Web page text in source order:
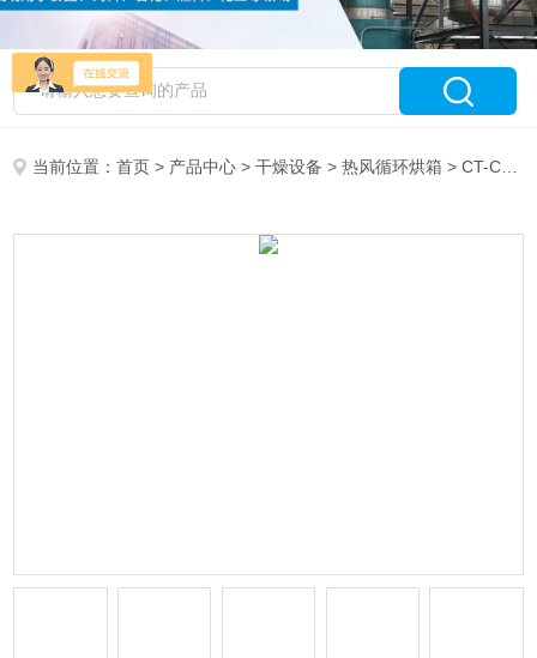
当前位置：首页 > 产品中心 >干燥设备 >热风循环烘箱 > CT-C双开门器具烘箱